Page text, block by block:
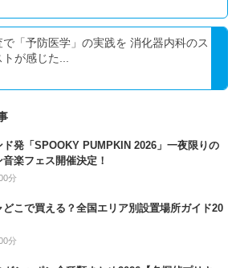
で「予防医学」の実践を 消化器内科のス
が感じた...
ド発「SPOOKY PUMPKIN 2026」一夜限りの
楽フェス開催決定！
分
どこで買える？全国エリア別設置場所ガイド20
分